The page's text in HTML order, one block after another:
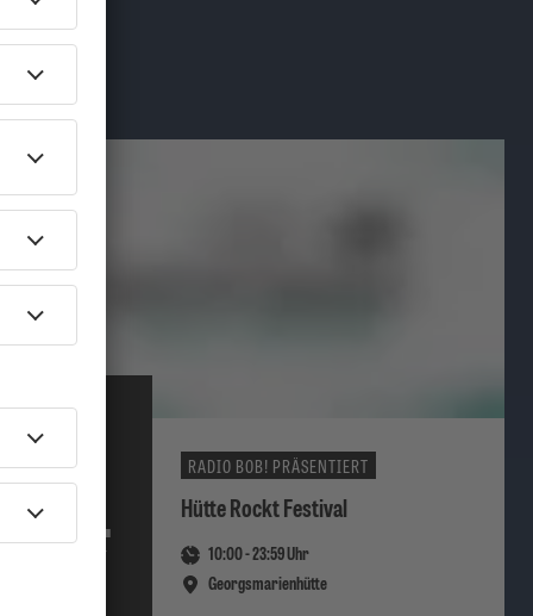
06.
AUGUST
RADIO BOB! PRÄSENTIERT
Hütte Rockt Festival
10:00-23:59Uhr
Georgsmarienhütte